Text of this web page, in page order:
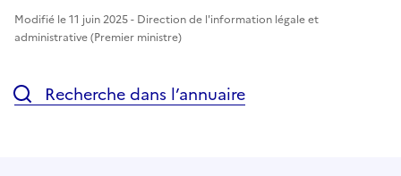
Modifié le 11 juin 2025 - Direction de l'information légale et
administrative (Premier ministre)
Recherche dans l’annuaire